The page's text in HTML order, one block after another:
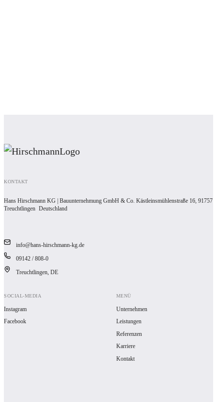
KONTAKT
Hans Hirschmann KG | Bauunternehmung GmbH & Co. Kästleinsmühlenstraße 16, 91757
Treuchtlingen Deutschland
info@hans-hirschmann-kg.de
09142 / 808-0
Treuchtlingen, DE
SOCIAL-MEDIA
Instagram
Facebook
MENÜ
Unternehmen
Leistungen
Referenzen
Karriere
Kontakt